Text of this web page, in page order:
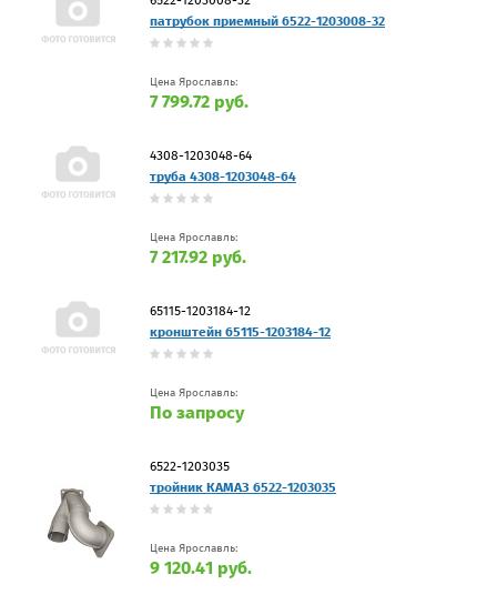
патрубок приемный 6522-1203008-32
Цена Ярославль:
7 799.72 руб.
4308-1203048-64
труба 4308-1203048-64
Цена Ярославль:
7 217.92 руб.
65115-1203184-12
кронштейн 65115-1203184-12
Цена Ярославль:
По запросу
6522-1203035
тройник КАМАЗ 6522-1203035
Цена Ярославль:
9 120.41 руб.